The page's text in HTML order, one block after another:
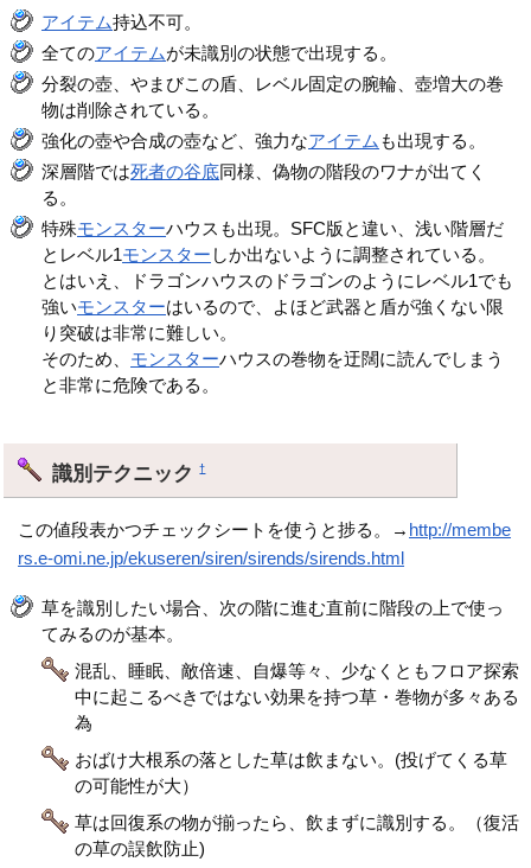
アイテム持込不可。
全てのアイテムが未識別の状態で出現する。
分裂の壺、やまびこの盾、レベル固定の腕輪、壺増大の巻
物は削除されている。
強化の壺や合成の壺など、強力なアイテム も出現する。
深層階では死者の谷底同様、偽物の階段のワナが出てく
る。
特殊モンスターハウスも出現。SFC版と違い、浅い階層だ
とレベル1モンスター しか出ないように調整されている。
とはいえ、ドラゴンハウスのドラゴンのようにレベル1でも
強いモンスターはいるので、よほど武器と盾が強くない限
り突破は非常に難しい。
そのため、 モンスターハウスの巻物を迂闊に読んでしまう
と非常に危険である。
識別テクニック†
この値段表かつチェックシートを使うと捗る。→ http://membe
rs.e-omi.ne.jp/ekuseren/siren/sirends/sirends.html
草を識別したい場合、次の階に進む直前に階段の上で使っ
てみるのが基本。
混乱、睡眠、敵倍速、自爆等々、少なくともフロア探索
中に起こるべきではない効果を持つ草・巻物が多々ある
為
おばけ大根系の落とした草は飲まない。(投げてくる草
の可能性が大）
草は回復系の物が揃ったら、飲まずに識別する。（復活
の草の誤飲防止)